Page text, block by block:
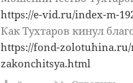
https://e-vid.ru/index-m-
Как Тухтаров кинул
https://fond-
zakonchitsya.html